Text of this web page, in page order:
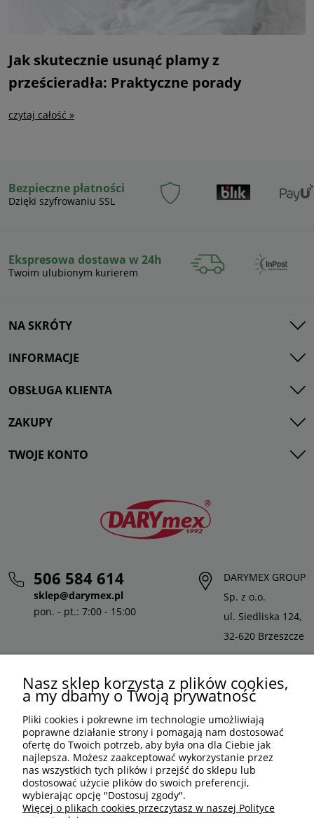
Jak skutecznie usunąć plamy z
prześcieradła: Praktyczne porady
czytaj całość »
Bezpieczne płatności
Dzięki szyfrowaniu SSL
Ekspresowa dostawa w 24h
Twoim ulubionym kurierem
NA SKRÓTY
INFORMACJE
OBSŁUGA KLIENTA
ZAKUPY
TWOJE KONTO
506 584 614
sklep@darymex.pl
pon. - pt.: 7:00 - 15:00
DARYMEX GROUP
Sp. z o.o.
ul. Siedliska 124,
32-620 Brzeszcze
PLN PL
Nasz sklep korzysta z plików cookies,
a my dbamy o Twoją prywatność
Pliki cookies i pokrewne im technologie umożliwiają
poprawne działanie strony i pomagają nam dostosować
ofertę do Twoich potrzeb, aby była ona dla Ciebie jak
najlepsza. Możesz zaakceptować wykorzystanie przez
nas wszystkich tych plików i przejść do sklepu lub
dostosować użycie plików do swoich preferencji,
wybierając opcję "Dostosuj zgody".
Więcej o plikach cookies przeczytasz w naszej Polityce